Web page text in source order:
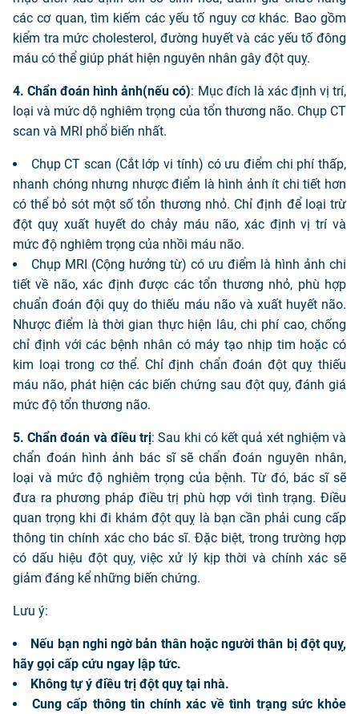
các cơ quan, tìm kiếm các yếu tố nguy cơ khác. Bao gồm
kiểm tra mức cholesterol, đường huyết và các yếu tố đông
máu có thể giúp phát hiện nguyên nhân gây đột quỵ.
4. Chẩn đoán hình ảnh(nếu có): Mục đích là xác định vị trí,
loại và mức dộ nghiêm trọng của tổn thương não. Chụp CT
scan và MRI phổ biến nhất.
Chụp CT scan (Cắt lớp vi tính) có ưu điểm chi phí thấp,
nhanh chóng nhưng nhược điểm là hình ảnh ít chi tiết hơn
có thể bỏ sót một số tổn thương nhỏ. Chỉ định để loại trừ
đột quỵ xuất huyết do chảy máu não, xác định vị trí và
mức độ nghiêm trọng của nhồi máu não.
Chụp MRI (Cộng hưởng từ) có ưu điểm là hình ảnh chi
tiết về não, xác định được các tổn thương nhỏ, phù hợp
chuẩn đoán đội quỵ do thiếu máu não và xuất huyết não.
Nhược điểm là thời gian thực hiện lâu, chi phí cao, chống
chỉ định với các bệnh nhân có máy tạo nhịp tim hoặc có
kim loại trong cơ thể. Chỉ định chẩn đoán đột quỵ thiếu
máu não, phát hiện các biến chứng sau đột quỵ, đánh giá
mức độ tổn thương não.
5. Chẩn đoán và điều trị: Sau khi có kết quả xét nghiệm và
chẩn đoán hình ảnh bác sĩ sẽ chẩn đoán nguyên nhân,
loại và mức độ nghiêm trọng của bệnh. Từ đó, bác sĩ sẽ
đưa ra phương pháp điều trị phù hợp với tình trạng. Điều
quan trọng khi đi khám đột quỵ là bạn cần phải cung cấp
thông tin chính xác cho bác sĩ. Đặc biệt, trong trường hợp
có dấu hiệu đột quỵ, việc xử lý kịp thời và chính xác sẽ
giảm đáng kể những biến chứng.
Lưu ý:
Nếu bạn nghi ngờ bản thân hoặc người thân bị đột quỵ,
hãy gọi cấp cứu ngay lập tức.
Không tự ý điều trị đột quỵ tại nhà.
Cung cấp thông tin chính xác về tình trạng sức khỏe